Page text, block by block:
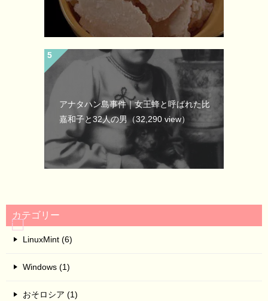
アナタハン島事件｜女王蜂と呼ばれた比
嘉和子と32人の男（32,290 view）
カテゴリー
LinuxMint (6)
Windows (1)
おそロシア (1)